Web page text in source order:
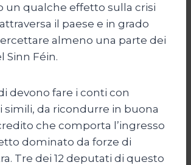
un qualche effetto sulla crisi
il paese e in grado
almeno una parte dei
Sinn Féin.
devono fare i conti con
da ricondurre in buona
che comporta l’ingresso
dominato da forze di
Tre dei 12 deputati di questo